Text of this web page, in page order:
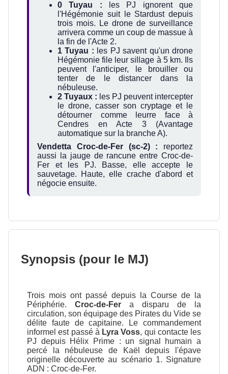
0 Tuyau : les PJ ignorent que
l'Hégémonie suit le Stardust depuis
trois mois. Le drone de surveillance
arrivera comme un coup de massue à
la fin de l'Acte 2.
1 Tuyau : les PJ savent qu'un drone
Hégémonie file leur sillage à 5 km. Ils
peuvent l'anticiper, le brouiller ou
tenter de le distancer dans la
nébuleuse.
2 Tuyaux : les PJ peuvent intercepter
le drone, casser son cryptage et le
détourner comme leurre face à
Cendres en Acte 3 (Avantage
automatique sur la branche A).
Vendetta Croc-de-Fer (sc-2) : reportez
aussi la jauge de rancune entre Croc-de-
Fer et les PJ. Basse, elle accepte le
sauvetage. Haute, elle crache d'abord et
négocie ensuite.
Synopsis (pour le MJ)
Trois mois ont passé depuis la Course de la
Périphérie. Croc-de-Fer a disparu de la
circulation, son équipage des Pirates du Vide se
délite faute de capitaine. Le commandement
informel est passé à Lyra Voss, qui contacte les
PJ depuis Hélix Prime : un signal humain a
percé la nébuleuse de Kaël depuis l'épave
originelle découverte au scénario 1. Signature
ADN : Croc-de-Fer.